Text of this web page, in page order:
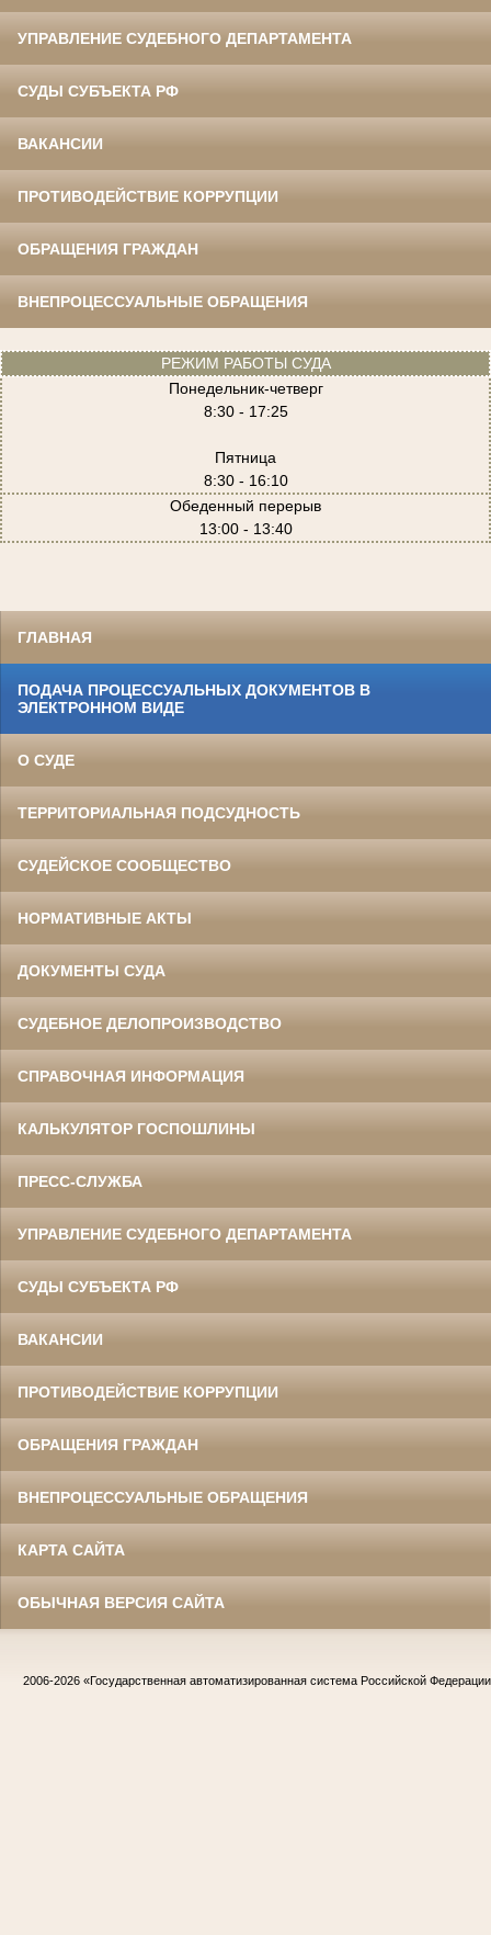
УПРАВЛЕНИЕ СУДЕБНОГО ДЕПАРТАМЕНТА
СУДЫ СУБЪЕКТА РФ
ВАКАНСИИ
ПРОТИВОДЕЙСТВИЕ КОРРУПЦИИ
ОБРАЩЕНИЯ ГРАЖДАН
ВНЕПРОЦЕССУАЛЬНЫЕ ОБРАЩЕНИЯ
РЕЖИМ РАБОТЫ СУДА
Понедельник-четверг
8:30 - 17:25
Пятница
8:30 - 16:10
Обеденный перерыв
13:00 - 13:40
ГЛАВНАЯ
ПОДАЧА ПРОЦЕССУАЛЬНЫХ ДОКУМЕНТОВ В
ЭЛЕКТРОННОМ ВИДЕ
О СУДЕ
ТЕРРИТОРИАЛЬНАЯ ПОДСУДНОСТЬ
СУДЕЙСКОЕ СООБЩЕСТВО
НОРМАТИВНЫЕ АКТЫ
ДОКУМЕНТЫ СУДА
СУДЕБНОЕ ДЕЛОПРОИЗВОДСТВО
СПРАВОЧНАЯ ИНФОРМАЦИЯ
КАЛЬКУЛЯТОР ГОСПОШЛИНЫ
ПРЕСС-СЛУЖБА
УПРАВЛЕНИЕ СУДЕБНОГО ДЕПАРТАМЕНТА
СУДЫ СУБЪЕКТА РФ
ВАКАНСИИ
ПРОТИВОДЕЙСТВИЕ КОРРУПЦИИ
ОБРАЩЕНИЯ ГРАЖДАН
ВНЕПРОЦЕССУАЛЬНЫЕ ОБРАЩЕНИЯ
КАРТА САЙТА
ОБЫЧНАЯ ВЕРСИЯ САЙТА
2006-2026 «Государственная автоматизированная система Российской